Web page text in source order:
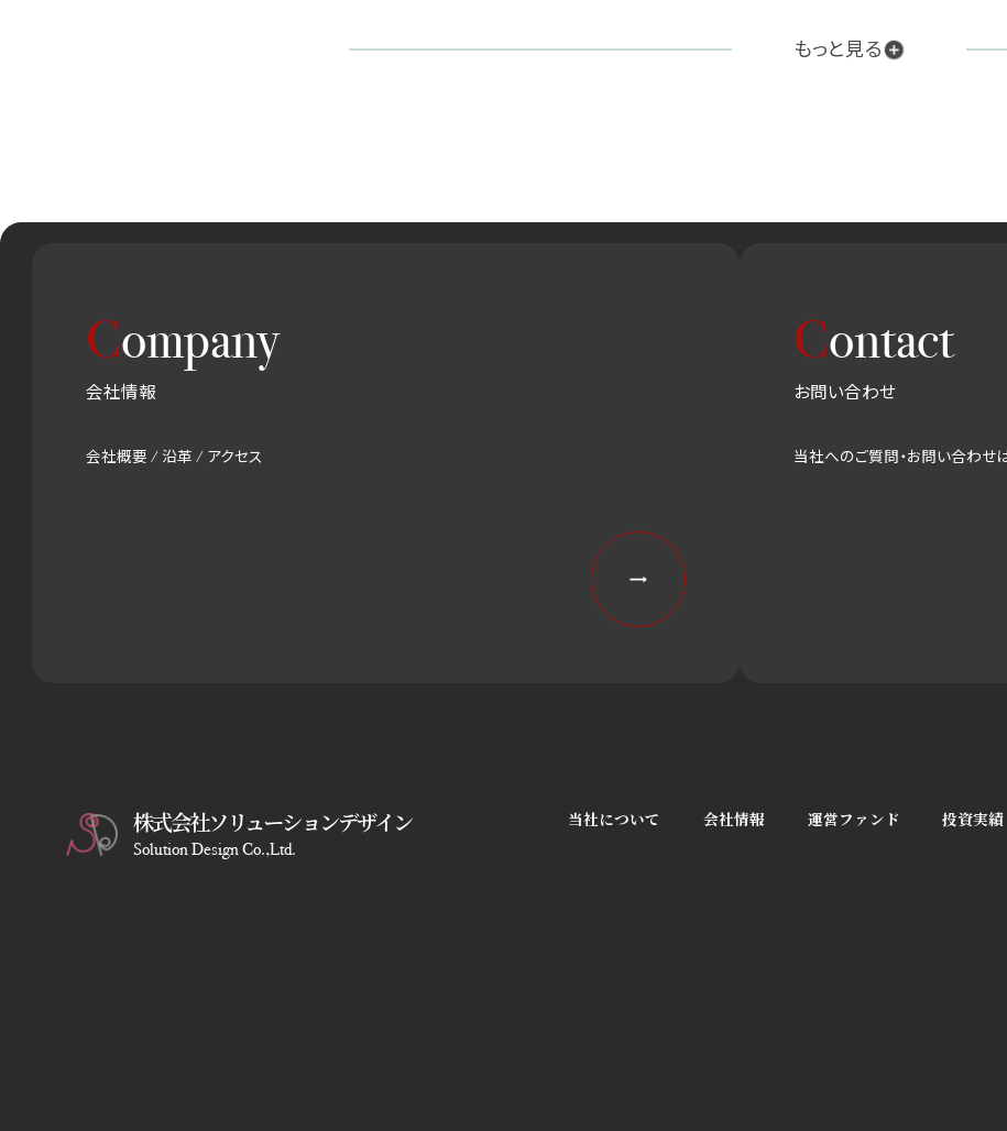
もっと見る
Company
会社情報
会社概要 / 沿革 / アクセス
Contact
お問い合わせ
当社へのご質問・お問い合わせ
株式会社ソリューションデザイン
Solution Design Co.,Ltd.
当社について 会社情報 運営ファンド 投資実績